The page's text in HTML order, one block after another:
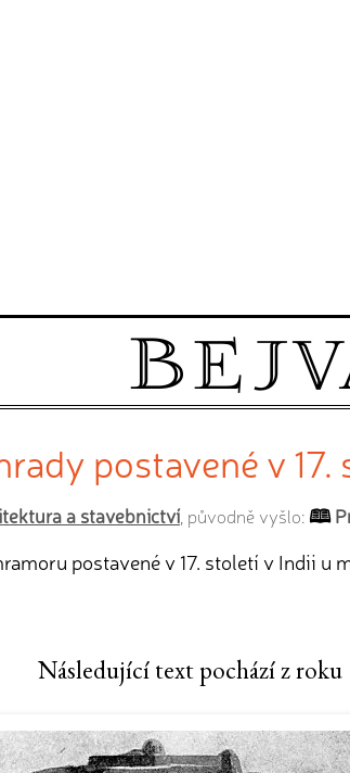
postavené v
a stavebnictví, původně vyšlo:
postavené v 17. století v Indii u
Následující text pochází z roku